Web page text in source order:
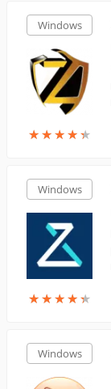
Windows
★★★★★
★★★★★
Windows
★★★★★
★★★★★
Windows